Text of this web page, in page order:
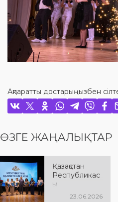
Ақпаратты достарыңызбен
ӨЗГЕ ЖАҢАЛЫҚТАР
Қазақстан
Республикас
ы
Мемлекеттік
23.06.2026